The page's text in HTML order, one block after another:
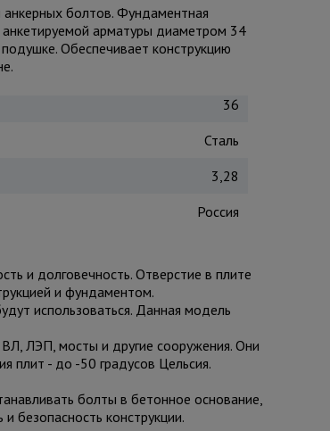
анкерных болтов. Фундаментная
арматуры диаметром 34
Обеспечивает конструкцию
36
Сталь
3,28
Россия
и долговечность. Отверстие в плите
и фундаментом.
использоваться. Данная модель
ЛЭП, мосты и другие сооружения. Они
плит - до -50 градусов Цельсия.
болты в бетонное основание,
безопасность конструкции.